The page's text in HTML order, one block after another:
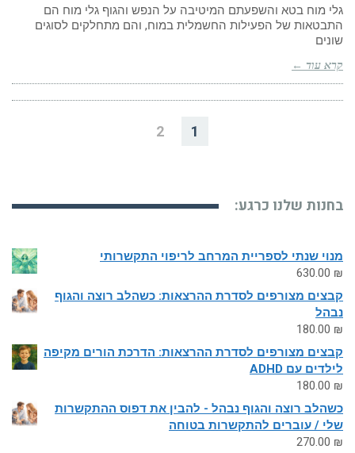
גלי מוח בטא והשפעתם המיטיבה על הנפש והגוף גלי מוח הם
התבטאות של הפעילות החשמלית במוח, והם מתחלקים לסוגים
שונים
קרא עוד ←
1
2
בחנות שלנו כרגע:
מנוי שנתי לספריית המרחב לריפוי התקשרותי
630.00 ₪
קבצים מצורפים לסדרת ההרצאות: כשהלב רוצה והגוף
נבהל
180.00 ₪
קבצים מצורפים לסדרת ההרצאות: הדרכת הורים מקיפה
לילדים עם ADHD
180.00 ₪
כשהלב רוצה והגוף נבהל - להבין את דפוס ההתקשרות
שלי / עוברים להתקשרות בטוחה
270.00 ₪